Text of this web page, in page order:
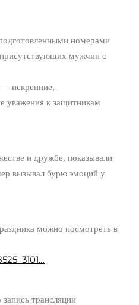
номерами
мужчин с
— искренние,
уважения к защитникам
и дружбе, показывали
вызывал бурю эмоций у
можно посмотреть в
трансляции